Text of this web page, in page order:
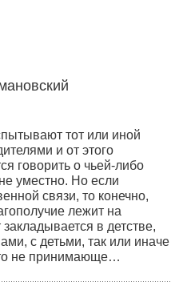
тот или иной
и от этого
говорить о чьей-либо
уместно. Но если
связи, то конечно,
лежит на
в детстве,
с детьми, так или иначе
то не принимающе…